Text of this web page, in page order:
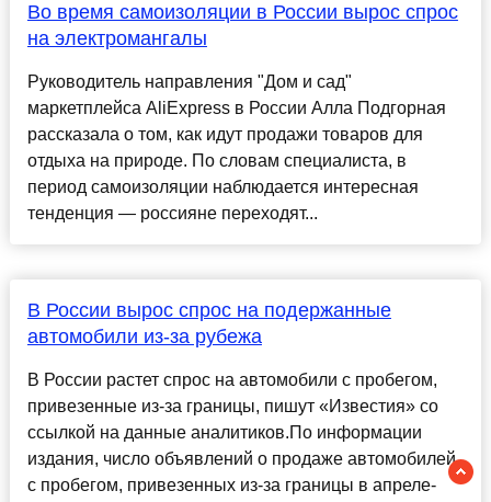
Во время самоизоляции в России вырос спрос
на электромангалы
Руководитель направления "Дом и сад"
маркетплейса AliExpress в России Алла Подгорная
рассказала о том, как идут продажи товаров для
отдыха на природе. По словам специалиста, в
период самоизоляции наблюдается интересная
тенденция — россияне переходят...
В России вырос спрос на подержанные
автомобили из-за рубежа
В России растет спрос на автомобили с пробегом,
привезенные из-за границы, пишут «Известия» со
ссылкой на данные аналитиков.По информации
издания, число объявлений о продаже автомобилей
с пробегом, привезенных из-за границы в апреле-